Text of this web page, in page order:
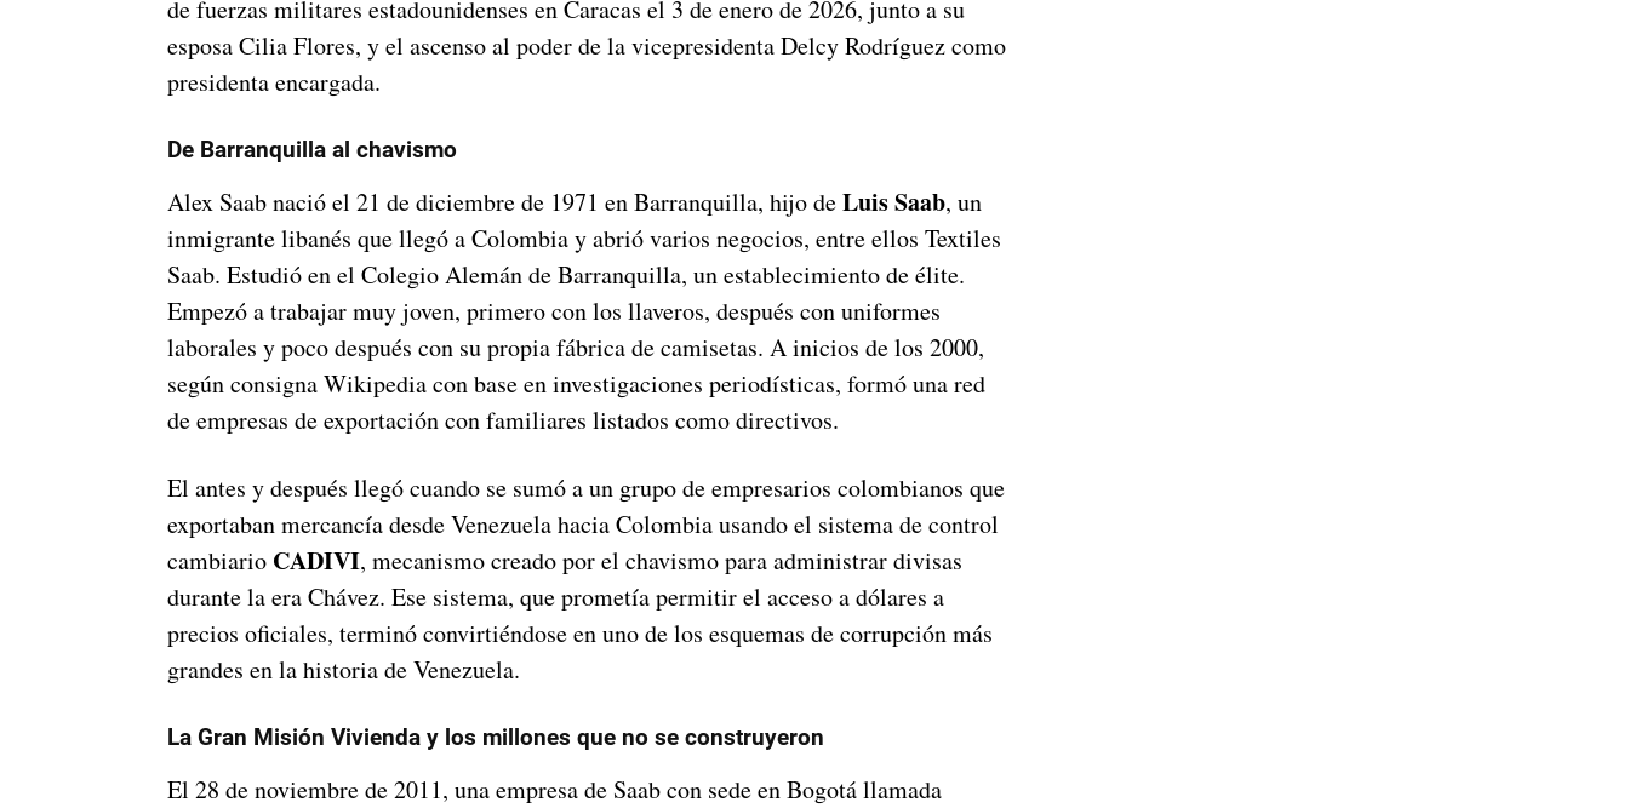
de fuerzas militares estadounidenses en Caracas el 3 de enero de 2026, junto a su
esposa Cilia Flores, y el ascenso al poder de la vicepresidenta Delcy Rodríguez como
presidenta encargada.
De Barranquilla al chavismo
Alex Saab nació el 21 de diciembre de 1971 en Barranquilla, hijo deLuis Saab, un
inmigrante libanés que llegó a Colombia y abrió varios negocios, entre ellos Textiles
Saab. Estudió en el Colegio Alemán de Barranquilla, un establecimiento de élite.
Empezó a trabajar muy joven, primero con los llaveros, después con uniformes
laborales y poco después con su propia fábrica de camisetas. A inicios de los 2000,
según consigna Wikipedia con base en investigaciones periodísticas, formó una red
de empresas de exportación con familiares listados como directivos.
El antes y después llegó cuando se sumó a un grupo de empresarios colombianos que
exportaban mercancía desde Venezuela hacia Colombia usando el sistema de control
cambiario CADIVI, mecanismo creado por el chavismo para administrar divisas
durante la era Chávez. Ese sistema, que prometía permitir el acceso a dólares a
precios oficiales, terminó convirtiéndose en uno de los esquemas de corrupción más
grandes en la historia de Venezuela.
La Gran Misión Vivienda y los millones que no se construyeron
El 28 de noviembre de 2011, una empresa de Saab con sede en Bogotá llamada